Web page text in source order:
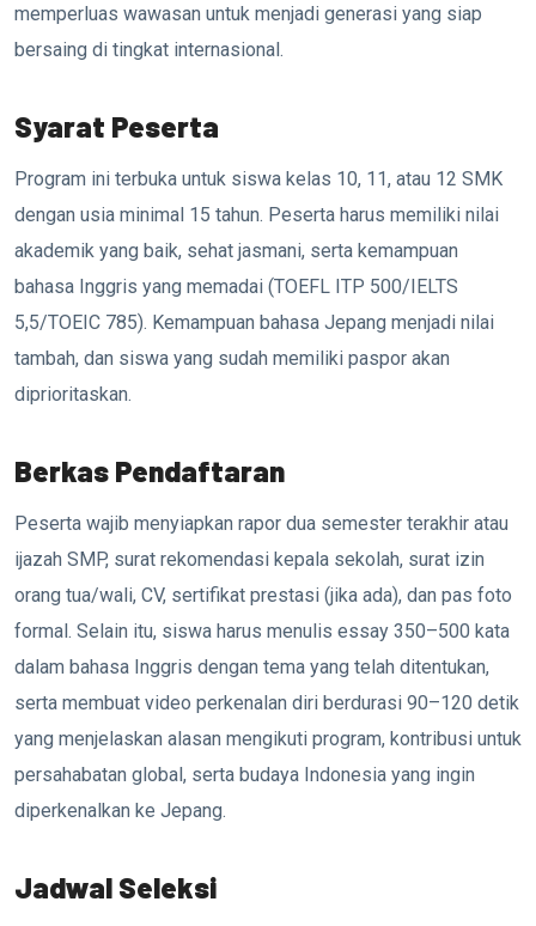
memperluas wawasan untuk menjadi generasi yang siap
bersaing di tingkat internasional.
Syarat Peserta
Program ini terbuka untuk siswa kelas 10, 11, atau 12 SMK
dengan usia minimal 15 tahun. Peserta harus memiliki nilai
akademik yang baik, sehat jasmani, serta kemampuan
bahasa Inggris yang memadai (TOEFL ITP 500/IELTS
5,5/TOEIC 785). Kemampuan bahasa Jepang menjadi nilai
tambah, dan siswa yang sudah memiliki paspor akan
diprioritaskan.
Berkas Pendaftaran
Peserta wajib menyiapkan rapor dua semester terakhir atau
ijazah SMP, surat rekomendasi kepala sekolah, surat izin
orang tua/wali, CV, sertifikat prestasi (jika ada), dan pas foto
formal. Selain itu, siswa harus menulis essay 350–500 kata
dalam bahasa Inggris dengan tema yang telah ditentukan,
serta membuat video perkenalan diri berdurasi 90–120 detik
yang menjelaskan alasan mengikuti program, kontribusi untuk
persahabatan global, serta budaya Indonesia yang ingin
diperkenalkan ke Jepang.
Jadwal Seleksi